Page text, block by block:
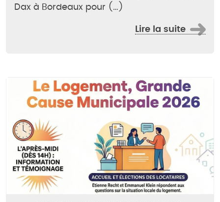
Dax à Bordeaux pour (…)
Lire la suite